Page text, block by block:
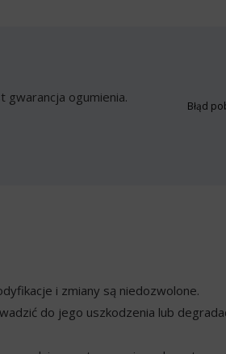
gwarancja ogumienia.
Błąd
i zmiany są niedozwolone.
do jego uszkodzenia lub